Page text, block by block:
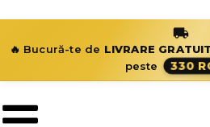
🔥 Bucură-te de LIVRARE
peste
330